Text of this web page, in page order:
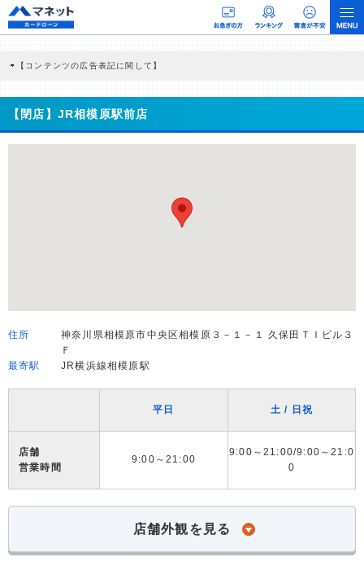
【コンテンツの広告表記に関して】
商品を根拠なくPRするものではなく、当編集部の調査／ユーザーへの口コミ収集な
どに基づき、公平性を担保した情報提供を行っています。
>提携企業一覧
【閉店】JR相模原駅前店
住所
神奈川県相模原市中央区相模原３－１－１ 久保田ＴＩビル３
Ｆ
最寄駅
JR横浜線相模原駅
平日 土 / 日祝
店舗
営業時間
9:00～21:00
9:00～21:00/9:00～21:0
0
店舗外観を見る